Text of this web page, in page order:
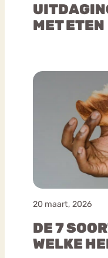
MET ETEN
20 maart, 2026
DE 7
WELKE